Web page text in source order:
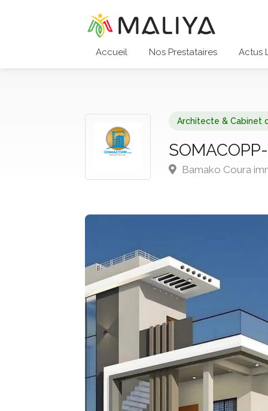
Accueil Nos Prestataires Actus
Architecte & Cabinet
Bamako Coura